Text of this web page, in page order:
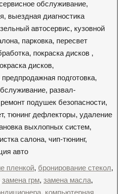
обслуживание,
выездная диагностика
автосервис, кузовной
парковка, пересвет
покраска дисков ,
дисков,
подготовка,
развал-
подушек безопасности,
тюнинг дефлекторы, удаление
выхлопных систем,
салона, чип-тюнинг,
авто
пленкой, бронирование стекол,
замена грм, замена масла,
, компьютерная